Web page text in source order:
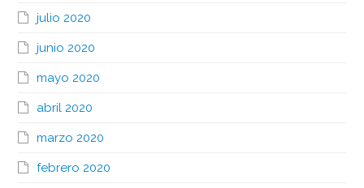
julio 2020
junio 2020
mayo 2020
abril 2020
marzo 2020
febrero 2020